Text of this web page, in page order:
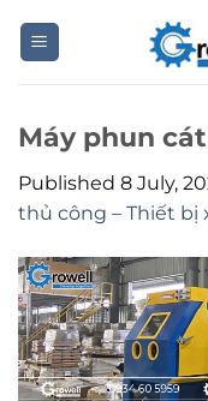
Máy phun
Published 8 July,
thủ công – Thiết bị